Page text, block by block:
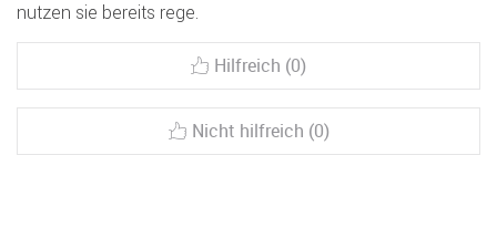
nutzen sie bereits rege.
Hilfreich (0)
Nicht hilfreich (0)